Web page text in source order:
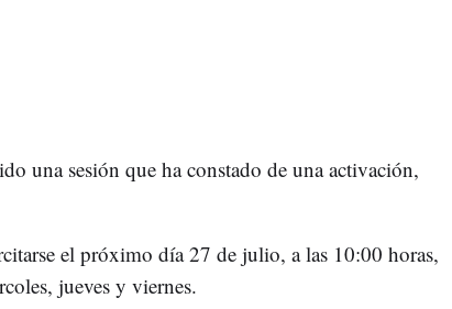
una sesión que ha constado de una activación,
el próximo día 27 de julio, a las 10:00 horas,
jueves y viernes.